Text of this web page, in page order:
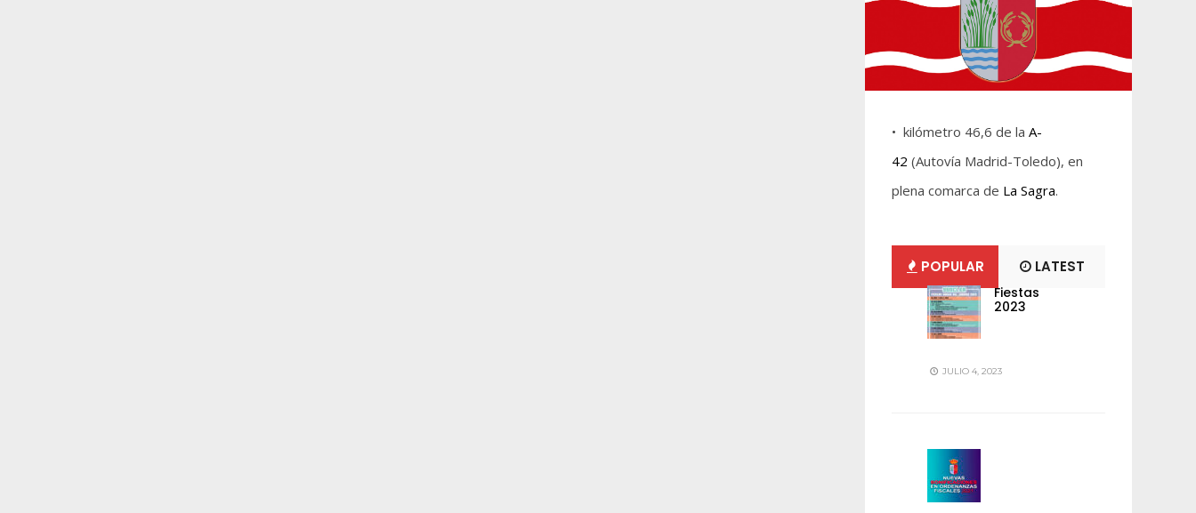
• kilómetro 46,6 de la A-
42 (Autovía Madrid-Toledo), en
plena comarca de La Sagra.
POPULAR LATEST
Fiestas
2023
JULIO 4, 2023